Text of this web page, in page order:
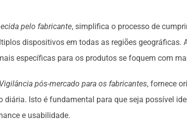
pelo fabricante, simplifica o processo de
dispositivos em todas as regiões
específicas para os produtos se foquem com
pós-mercado para os fabricantes, fornece
Isto é fundamental para que seja possível
e usabilidade.